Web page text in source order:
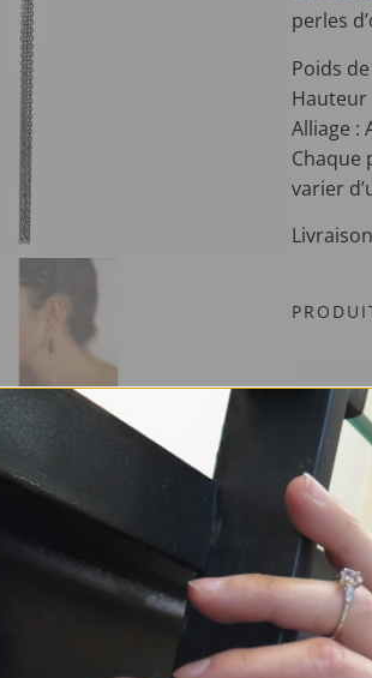
perles
Poids
Hauteur
Alliage :
Chaque
varier
Boucles
Briolettes
Argent